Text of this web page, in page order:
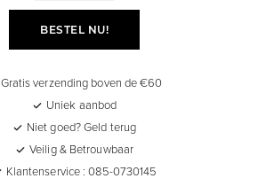
BESTEL NU!
Gratis verzending boven de €60
Uniek aanbod
Niet goed? Geld terug
Veilig & Betrouwbaar
Klantenservice : 085-0730145